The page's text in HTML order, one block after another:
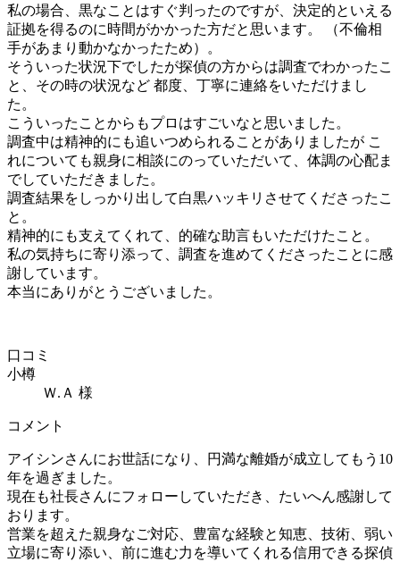
私の場合、黒なことはすぐ判ったのですが、決定的といえる
証拠を得るのに時間がかかった方だと思います。 （不倫相
手があまり動かなかったため）。
そういった状況下でしたが探偵の方からは調査でわかったこ
と、その時の状況など 都度、丁寧に連絡をいただけまし
た。
こういったことからもプロはすごいなと思いました。
調査中は精神的にも追いつめられることがありましたが こ
れについても親身に相談にのっていただいて、体調の心配ま
でしていただきました。
調査結果をしっかり出して白黒ハッキリさせてくださったこ
と。
精神的にも支えてくれて、的確な助言もいただけたこと。
私の気持ちに寄り添って、調査を進めてくださったことに感
謝しています。
本当にありがとうございました。
口コミ
小樽
Ｗ.Ａ 様
コメント
アイシンさんにお世話になり、円満な離婚が成立してもう10
年を過ぎました。
現在も社長さんにフォローしていただき、たいへん感謝して
おります。
営業を超えた親身なご対応、豊富な経験と知恵、技術、弱い
立場に寄り添い、前に進む力を導いてくれる信用できる探偵